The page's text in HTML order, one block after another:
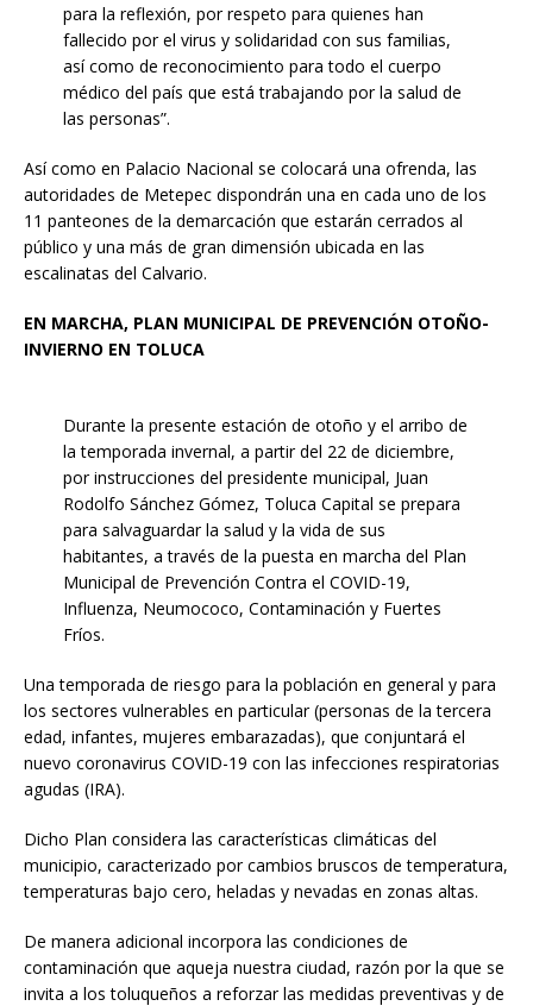
para la reflexión, por respeto para quienes han
fallecido por el virus y solidaridad con sus familias,
así como de reconocimiento para todo el cuerpo
médico del país que está trabajando por la salud de
las personas”.
Así como en Palacio Nacional se colocará una ofrenda, las
autoridades de Metepec dispondrán una en cada uno de los
11 panteones de la demarcación que estarán cerrados al
público y una más de gran dimensión ubicada en las
escalinatas del Calvario.
EN MARCHA, PLAN MUNICIPAL DE PREVENCIÓN OTOÑO-
INVIERNO EN TOLUCA
Durante la presente estación de otoño y el arribo de
la temporada invernal, a partir del 22 de diciembre,
por instrucciones del presidente municipal, Juan
Rodolfo Sánchez Gómez, Toluca Capital se prepara
para salvaguardar la salud y la vida de sus
habitantes, a través de la puesta en marcha del Plan
Municipal de Prevención Contra el COVID-19,
Influenza, Neumococo, Contaminación y Fuertes
Fríos.
Una temporada de riesgo para la población en general y para
los sectores vulnerables en particular (personas de la tercera
edad, infantes, mujeres embarazadas), que conjuntará el
nuevo coronavirus COVID-19 con las infecciones respiratorias
agudas (IRA).
Dicho Plan considera las características climáticas del
municipio, caracterizado por cambios bruscos de temperatura,
temperaturas bajo cero, heladas y nevadas en zonas altas.
De manera adicional incorpora las condiciones de
contaminación que aqueja nuestra ciudad, razón por la que se
invita a los toluqueños a reforzar las medidas preventivas y de